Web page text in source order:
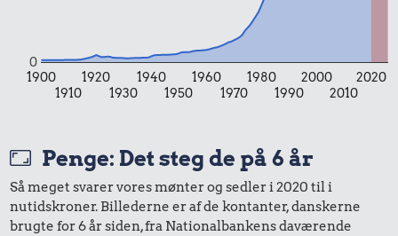
115 kr.
Snaps
11 kr.
2 kg mel
Tyggegummi
1900
1910
1920
1930
1940
1950
1960
1970
1980
1990
2000
2010
2020
0
Penge: Det steg de på 6 år
Så meget svarer vores mønter og sedler i 2020 til i
nutidskroner. Billederne er af de kontanter, danskerne
brugte for 6 år siden, fra Nationalbankens daværende